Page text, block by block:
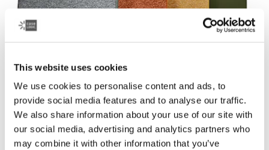
This website uses cookies
We use cookies to personalise content and ads, to
provide social media features and to analyse our traffic.
We also share information about your use of our site with
our social media, advertising and analytics partners who
may combine it with other information that you’ve
Case Logic Reflect
Качественные футляры для ноутбуков из пены с